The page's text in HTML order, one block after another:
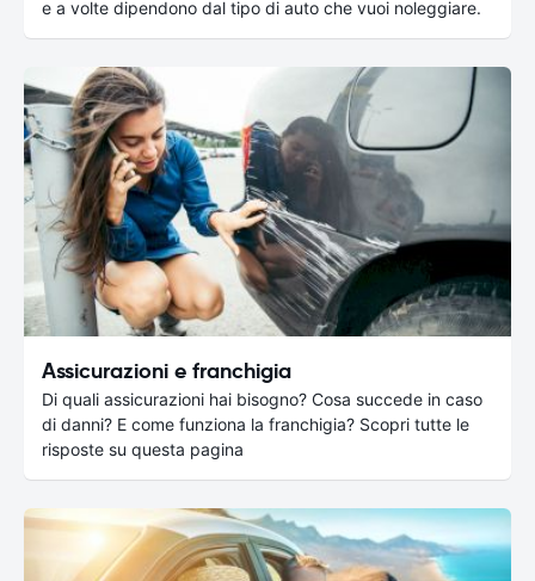
e a volte dipendono dal tipo di auto che vuoi noleggiare.
Assicurazioni e franchigia
Di quali assicurazioni hai bisogno? Cosa succede in caso
di danni? E come funziona la franchigia? Scopri tutte le
risposte su questa pagina